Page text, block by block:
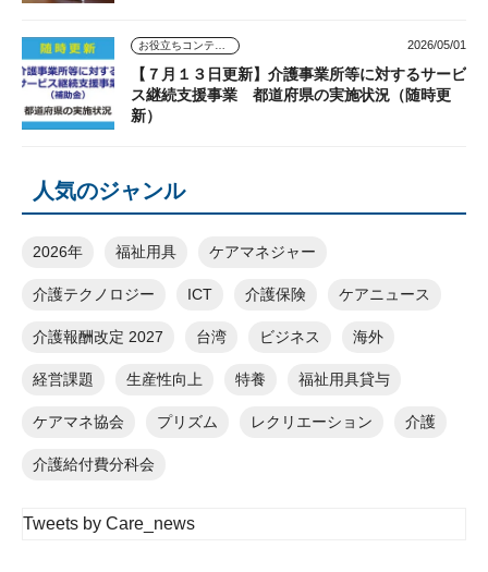
お役立ちコンテンツ 2026/05/01
【７月１３日更新】介護事業所等に対するサービ
ス継続支援事業 都道府県の実施状況（随時更
新）
人気のジャンル
2026年 福祉用具 ケアマネジャー
介護テクノロジー ICT 介護保険 ケアニュース
介護報酬改定 2027 台湾 ビジネス 海外
経営課題 生産性向上 特養 福祉用具貸与
ケアマネ協会 プリズム レクリエーション 介護
介護給付費分科会
Tweets by Care_news